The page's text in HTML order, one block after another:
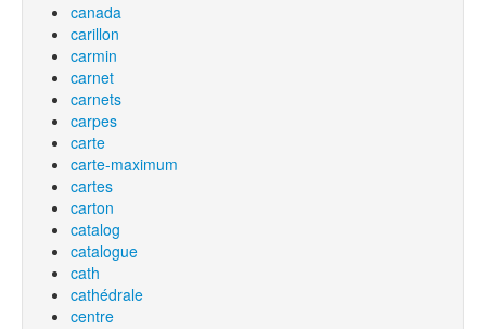
canada
carillon
carmin
carnet
carnets
carpes
carte
carte-maximum
cartes
carton
catalog
catalogue
cath
cathédrale
centre